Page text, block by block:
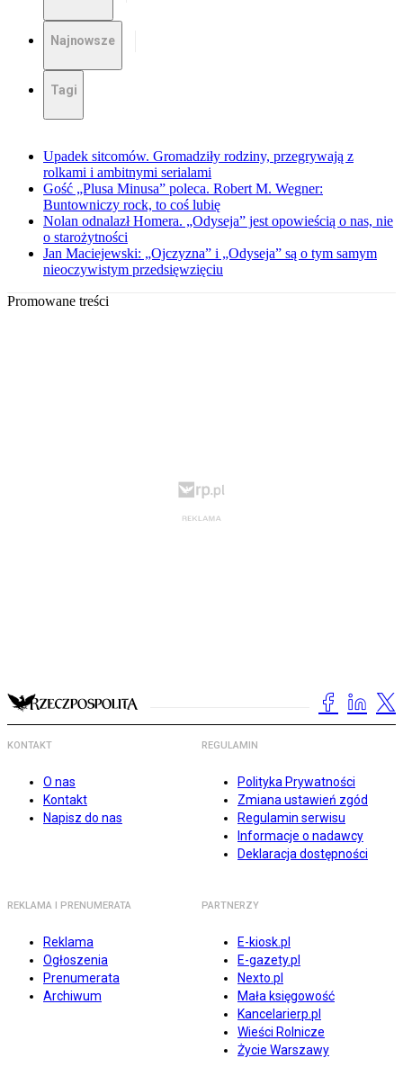
Najnowsze
Tagi
Upadek sitcomów. Gromadziły rodziny, przegrywają z
rolkami i ambitnymi serialami
Gość „Plusa Minusa” poleca. Robert M. Wegner:
Buntowniczy rock, to coś lubię
Nolan odnalazł Homera. „Odyseja” jest opowieścią o nas, nie
o starożytności
Jan Maciejewski: „Ojczyzna” i „Odyseja” są o tym samym
nieoczywistym przedsięwzięciu
Promowane treści
KONTAKT
O nas
Kontakt
Napisz do nas
REGULAMIN
Polityka Prywatności
Zmiana ustawień zgód
Regulamin serwisu
Informacje o nadawcy
Deklaracja dostępności
REKLAMA I PRENUMERATA
Reklama
Ogłoszenia
Prenumerata
Archiwum
PARTNERZY
E-kiosk.pl
E-gazety.pl
Nexto.pl
Mała księgowość
Kancelarierp.pl
Wieści Rolnicze
Życie Warszawy